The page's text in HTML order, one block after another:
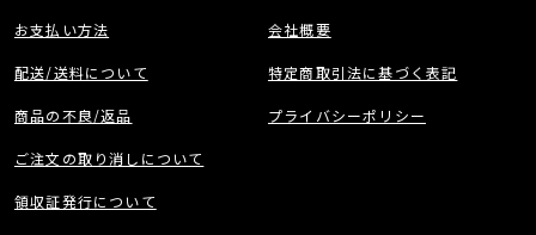
お支払い方法
配送/送料について
商品の不良/返品
ご注文の取り消しについて
領収証発行について
会社概要
特定商取引法に基づく表記
プライバシーポリシー